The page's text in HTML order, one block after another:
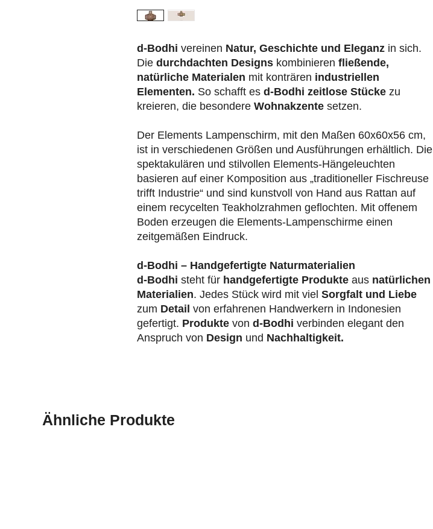
d-Bodhi vereinen Natur, Geschichte und Eleganz in sich.
Die durchdachten Designs kombinieren fließende,
natürliche Materialen mit konträren industriellen
Elementen. So schafft es d-Bodhi zeitlose Stücke zu
kreieren, die besondere Wohnakzente setzen.
Der Elements Lampenschirm, mit den Maßen 60x60x56 cm,
ist in verschiedenen Größen und Ausführungen erhältlich. Die
spektakulären und stilvollen Elements-Hängeleuchten
basieren auf einer Komposition aus „traditioneller Fischreuse
trifft Industrie“ und sind kunstvoll von Hand aus Rattan auf
einem recycelten Teakholzrahmen geflochten. Mit offenem
Boden erzeugen die Elements-Lampenschirme einen
zeitgemäßen Eindruck.
d-Bodhi – Handgefertigte Naturmaterialien
d-Bodhi steht für handgefertigte Produkte aus natürlichen
Materialien. Jedes Stück wird mit viel Sorgfalt und Liebe
zum Detail von erfahrenen Handwerkern in Indonesien
gefertigt. Produkte von d-Bodhi verbinden elegant den
Anspruch von Design und Nachhaltigkeit.
Ähnliche Produkte